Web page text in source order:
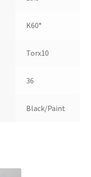
K60°
Torx10
36
Black/Paint